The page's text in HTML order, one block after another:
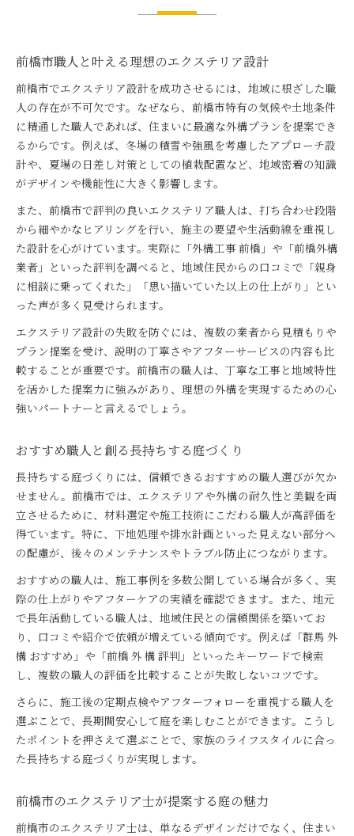
前橋市職人と叶える理想のエクステリア設計
前橋市でエクステリア設計を成功させるには、地域に根ざした職
人の存在が不可欠です。なぜなら、前橋市特有の気候や土地条件
に精通した職人であれば、住まいに最適な外構プランを提案でき
るからです。例えば、冬場の積雪や強風を考慮したアプローチ設
計や、夏場の日差し対策としての植栽配置など、地域密着の知識
がデザインや機能性に大きく影響します。
また、前橋市で評判の良いエクステリア職人は、打ち合わせ段階
から細やかなヒアリングを行い、施主の要望や生活動線を重視し
た設計を心がけています。実際に「外構工事 前橋」や「前橋外構
業者」といった評判を調べると、地域住民からの口コミで「親身
に相談に乗ってくれた」「思い描いていた以上の仕上がり」とい
った声が多く見受けられます。
エクステリア設計の失敗を防ぐには、複数の業者から見積もりや
プラン提案を受け、説明の丁寧さやアフターサービスの内容も比
較することが重要です。前橋市の職人は、丁寧な工事と地域特性
を活かした提案力に強みがあり、理想の外構を実現するための心
強いパートナーと言えるでしょう。
おすすめ職人と創る長持ちする庭づくり
長持ちする庭づくりには、信頼できるおすすめの職人選びが欠か
せません。前橋市では、エクステリアや外構の耐久性と美観を両
立させるために、材料選定や施工技術にこだわる職人が高評価を
得ています。特に、下地処理や排水計画といった見えない部分へ
の配慮が、後々のメンテナンスやトラブル防止につながります。
おすすめの職人は、施工事例を多数公開している場合が多く、実
際の仕上がりやアフターケアの実績を確認できます。また、地元
で長年活動している職人は、地域住民との信頼関係を築いてお
り、口コミや紹介で依頼が増えている傾向です。例えば「群馬 外
構 おすすめ」や「前橋 外 構 評判」といったキーワードで検索
し、複数の職人の評価を比較することが失敗しないコツです。
さらに、施工後の定期点検やアフターフォローを重視する職人を
選ぶことで、長期間安心して庭を楽しむことができます。こうし
たポイントを押さえて選ぶことで、家族のライフスタイルに合っ
た長持ちする庭づくりが実現します。
前橋市のエクステリア士が提案する庭の魅力
前橋市のエクステリア士は、単なるデザインだけでなく、住まい